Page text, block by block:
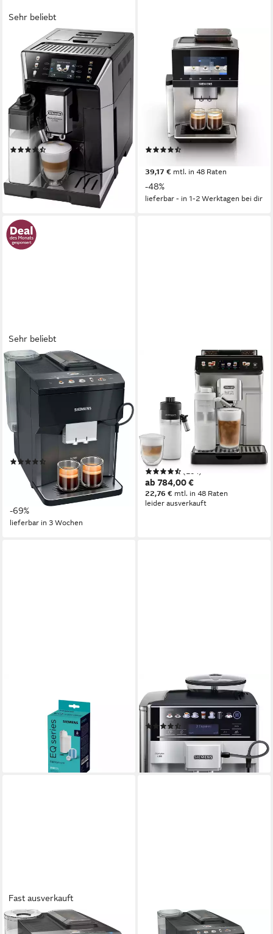
Sehr beliebt
DE'LONGHI
Kaffeevollautomat
PrimaDonna Class
ECAM550.65.SB - Perfekter
Milchschaum
360 g Bohnenkapazität
Pumpendruck
Touch-Bedienung
Bedienung
(627)
639,00 € UVP1.200,00 €
mtl. in 48 Raten
-47%
lieferbar - in 1-2 Werktagen bei dir
SIEMENS
Kaffeevollautomat EQ900
TQ903D43, intuitives 6,8"
TFT-Display,
Geräuschreduzierung
Bohnenkapazität
Pumpendruck
Touch-Bedienung Bedienung
(118)
1.349,00 €
39,17 € mtl. in 48 Raten
-48%
lieferbar - in 1-2 Werktagen bei dir
Sehr beliebt
SIEMENS
Kaffeevollautomat EQ500
classic TP513D09, viele
Kaffeespezialitäten,
OneTouch-Funktion
270 g
Bohnenkapazität
Drucktasten
Bedienung
(120)
399,00 € UVP1.299,00 €
nur diesen Monat
19,82 €mtl. in 24 Raten
-69%
lieferbar in 3 Wochen
Kaffeevollautomat Eletta
Explore ECAM450.55.S - 40
Rezepte, heißer & kalter
Milchschaum
300 g
Bohnenkapazität
19 bar
Pumpendruck
Touch-Bedienung Bedienung
(204)
ab 784,00 €
22,76 € mtl. in 48 Raten
leider ausverkauft
Kaffeevollautomaten-
Reinigungsset
lieferbar - in 4-5 Werktagen bei dir
Kaffeevollautomat
TE653501DE
(3)
744,00 €
mtl. in 48 Raten
lieferbar - in 3-4 Werktagen bei dir
Fast ausverkauft
SIEMENS SIEMENS